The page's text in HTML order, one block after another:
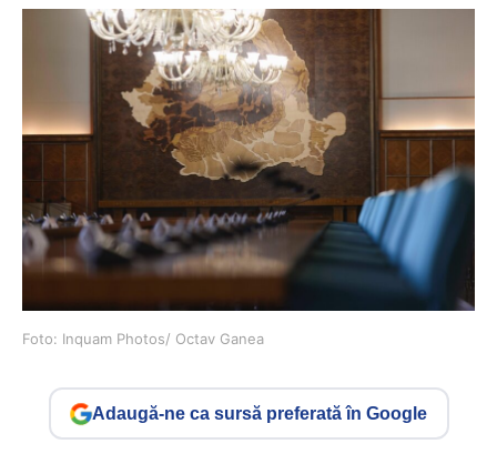
Foto: Inquam Photos/ Octav Ganea
Adaugă-ne ca sursă preferată în Google